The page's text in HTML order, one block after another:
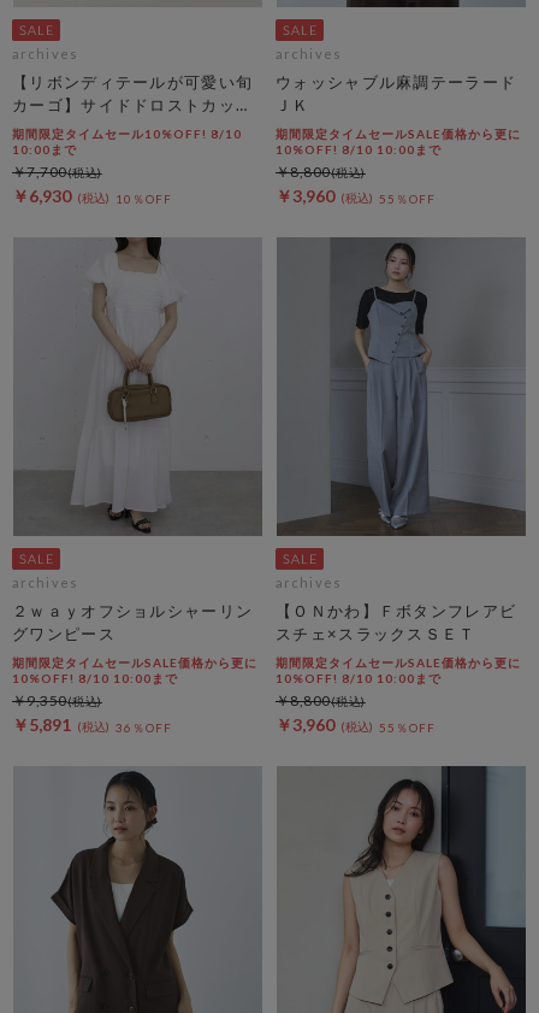
archives
【リボンディテールが可愛い旬
カーゴ】サイドドロストカット
リボンカーゴＰＴ
期間限定タイムセール10%OFF! 8/10
10:00まで
￥6,930 10％OFF
￥7,700
archives
ウォッシャブル麻調テーラード
ＪＫ
期間限定タイムセールSALE価格から更に
10%OFF! 8/10 10:00まで
￥3,960 55％OFF
￥8,800
archives
２ｗａｙオフショルシャーリン
グワンピース
期間限定タイムセールSALE価格から更に
10%OFF! 8/10 10:00まで
￥5,891 36％OFF
￥9,350
archives
【ＯＮかわ】Ｆボタンフレアビ
スチェ×スラックスＳＥＴ
期間限定タイムセールSALE価格から更に
10%OFF! 8/10 10:00まで
￥3,960 55％OFF
￥8,800